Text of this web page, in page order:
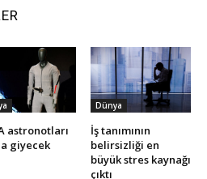
astronotları
giyecek
Dünya
İş tanımının
belirsizliği en
büyük stres kaynağı
çıktı